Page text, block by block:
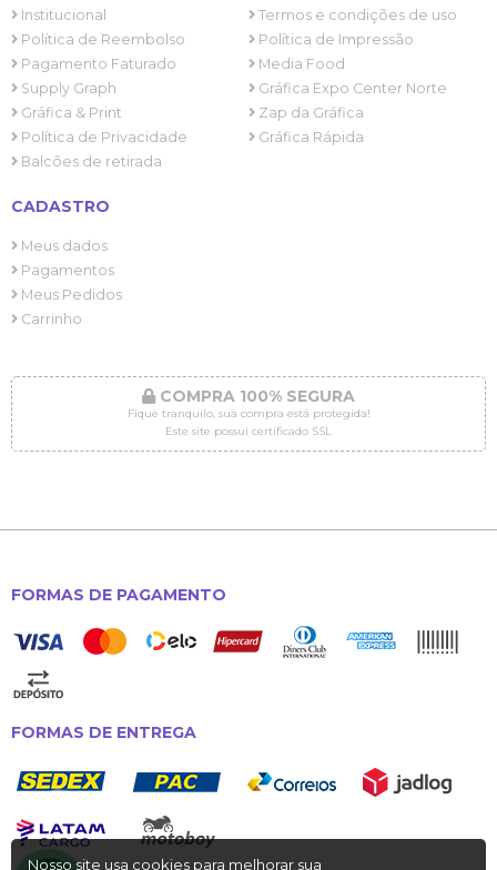
Institucional
Termos e condições de uso
Política de Reembolso
Política de Impressão
Pagamento Faturado
Media Food
Supply Graph
Gráfica Expo Center Norte
Gráfica & Print
Zap da Gráfica
Política de Privacidade
Gráfica Rápida
Balcões de retirada
CADASTRO
Meus dados
Pagamentos
Meus Pedidos
Carrinho
COMPRA 100% SEGURA
Fique tranquilo, sua compra está protegida!
Este site possui certificado SSL
FORMAS DE PAGAMENTO
FORMAS DE ENTREGA
Nosso site usa cookies para melhorar sua